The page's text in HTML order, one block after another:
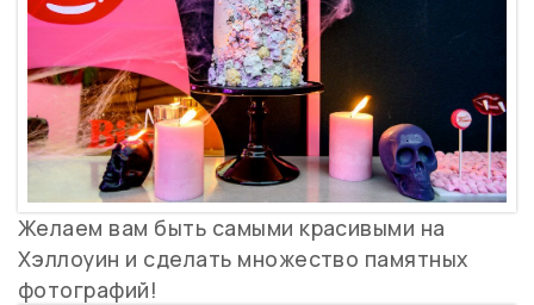
Желаем вам быть самыми красивыми на
Хэллоуин и сделать множество памятных
фотографий!